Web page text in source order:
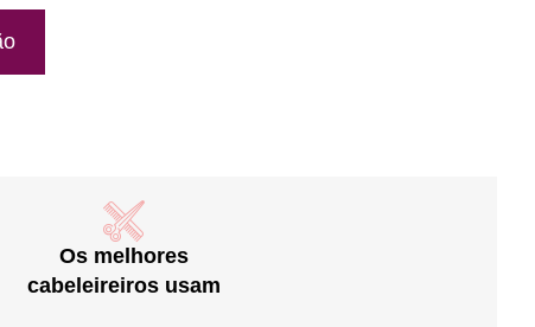
Os melhores
cabeleireiros usam